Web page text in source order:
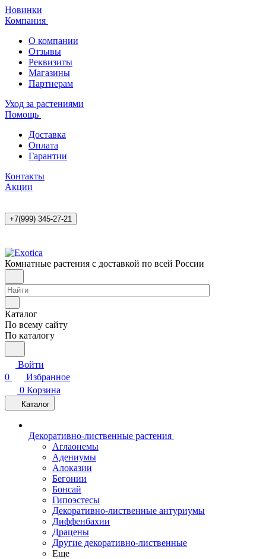
Новинки
Компания
О компании
Отзывы
Реквизиты
Магазины
Партнерам
Уход за растениями
Помощь
Доставка
Оплата
Гарантии
Контакты
Акции
+7(999) 345-27-21
Комнатные растения с доставкой по всей России
Каталог
По всему сайту
По каталогу
Войти
0
Избранное
0 Корзина
Каталог
Декоративно-лиственные растения
Аглаонемы
Адениумы
Алоказии
Бегонии
Бонсай
Гипоэстесы
Декоративно-лиственные антуриумы
Диффенбахии
Драцены
Другие декоративно-лиственные
Еще